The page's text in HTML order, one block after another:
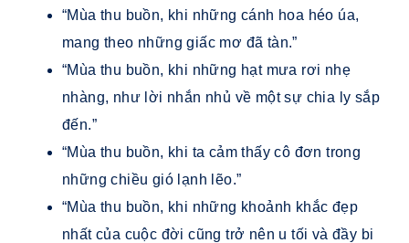
“Mùa thu buồn, khi những cánh hoa héo úa,
mang theo những giấc mơ đã tàn.”
“Mùa thu buồn, khi những hạt mưa rơi nhẹ
nhàng, như lời nhắn nhủ về một sự chia ly sắp
đến.”
“Mùa thu buồn, khi ta cảm thấy cô đơn trong
những chiều gió lạnh lẽo.”
“Mùa thu buồn, khi những khoảnh khắc đẹp
nhất của cuộc đời cũng trở nên u tối và đầy bi